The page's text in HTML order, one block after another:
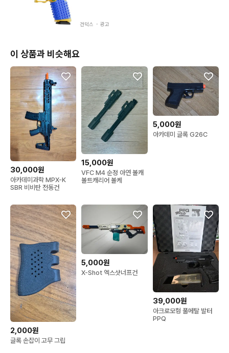
건덕스 ・ 광고
이 상품과 비슷해요
30,000원
아카데미과학 MPX-K
SBR 비비탄 전동건
15,000원
VFC M4 순정 아연 볼캐
볼트캐리어 볼케
5,000원
아카데미 글록 G26C
2,000원
글록 손잡이 고무 그립
5,000원
X-Shot 엑스샷너프건
39,000원
아크로모형 풀메탈 발터
PPQ